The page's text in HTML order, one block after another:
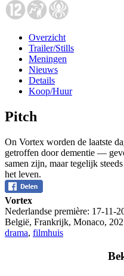
Overzicht
Trailer/Stills
Meningen
Nieuws
Details
Koop/Huur
Pitch
On Vortex worden de laatste
getroffen door dementie —
samen zijn, maar tegelijk
het leven.
Vortex
Nederlandse première: 17-11-
België, Frankrijk, Monaco,
drama, filmhuis